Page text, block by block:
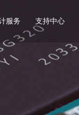
服务 支持中心